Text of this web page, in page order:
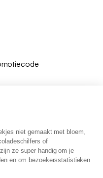
niet gemaakt met bloem,
of
ze super handig om je
en om bezoekersstatistieken